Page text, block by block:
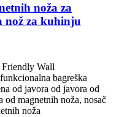
noža za
nož za kuhinju
Wall
bagreška
od javora od javora od
od magnetnih noža, nosač
noža